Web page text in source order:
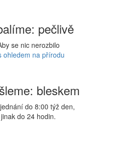
pečlivě
se nic nerozbilo
ohledem na přírodu
bleskem
do 8:00 týž den,
jinak do 24 hodin.